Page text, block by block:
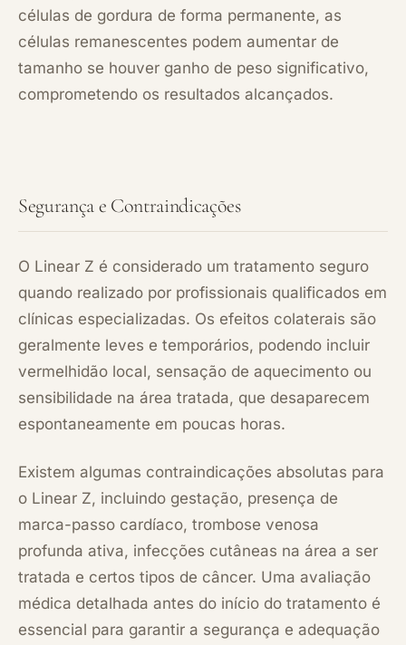
células de gordura de forma permanente, as
células remanescentes podem aumentar de
tamanho se houver ganho de peso significativo,
comprometendo os resultados alcançados.
Segurança e Contraindicações
O Linear Z é considerado um tratamento seguro
quando realizado por profissionais qualificados em
clínicas especializadas. Os efeitos colaterais são
geralmente leves e temporários, podendo incluir
vermelhidão local, sensação de aquecimento ou
sensibilidade na área tratada, que desaparecem
espontaneamente em poucas horas.
Existem algumas contraindicações absolutas para
o Linear Z, incluindo gestação, presença de
marca-passo cardíaco, trombose venosa
profunda ativa, infecções cutâneas na área a ser
tratada e certos tipos de câncer. Uma avaliação
médica detalhada antes do início do tratamento é
essencial para garantir a segurança e adequação